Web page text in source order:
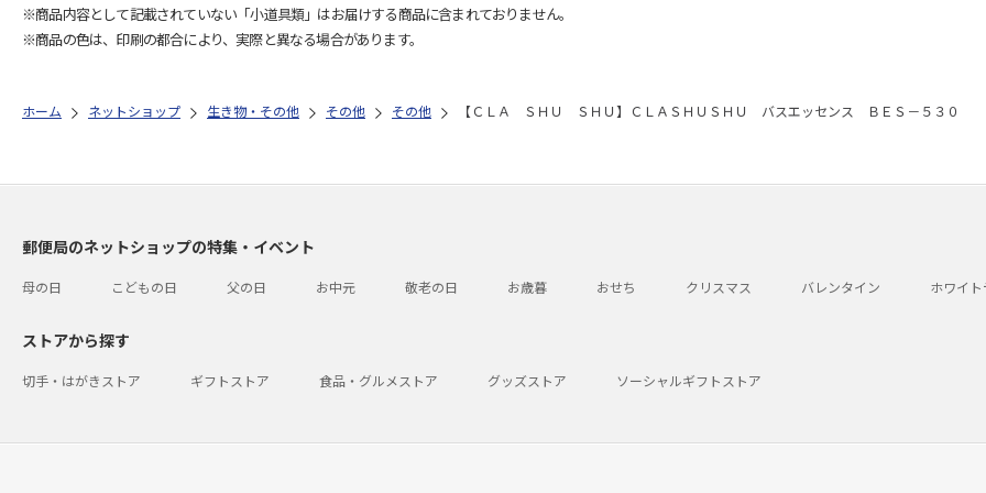
※商品内容として記載されていない「小道具類」はお届けする商品に含まれておりません。
※商品の色は、印刷の都合により、実際と異なる場合があります。
ホーム ネットショップ 生き物・その他 その他 その他 【ＣＬＡ ＳＨＵ ＳＨＵ】ＣＬＡＳＨＵＳＨＵ バスエッセンス ＢＥＳ－５３０
郵便局のネットショップの特集・イベント
母の日 こどもの日 父の日 お中元 敬老の日 お歳暮 おせち クリスマス バレンタイン ホワイ
ストアから探す
切手・はがきストア ギフトストア 食品・グルメストア グッズストア ソーシャルギフトストア